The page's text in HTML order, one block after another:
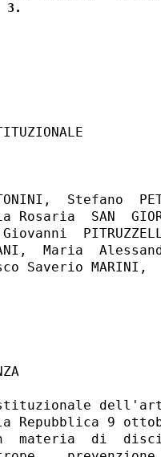
Stefano
Rosaria  SAN
Maria